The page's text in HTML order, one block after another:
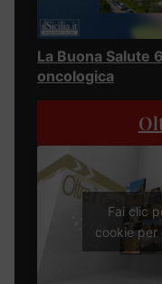
La Buona Salute
oncologica
Fai clic
cookie per